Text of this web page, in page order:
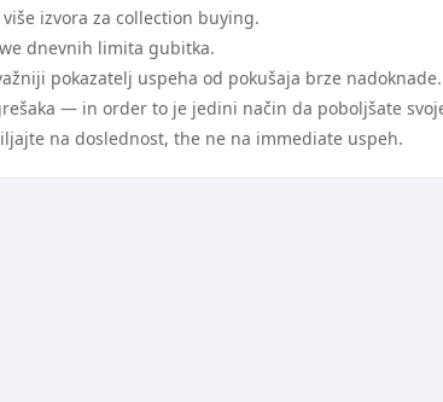
izvora za collection buying.
dnevnih limita gubitka.
pokazatelj uspeha od pokušaja brze nadoknade.
— in order to je jedini način da poboljšate
na doslednost, the ne na immediate uspeh.